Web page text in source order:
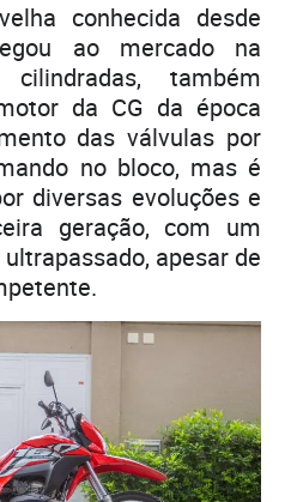
conhecida desde
ao mercado na
também
da CG da época
das válvulas por
no bloco, mas é
diversas evoluções e
geração, com um
apesar de